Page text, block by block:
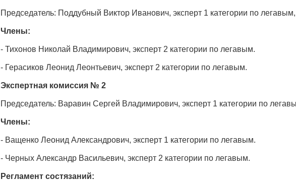
Председатель: Поддубный Виктор Иванович, эксперт 1 категории по легавым,
Члены:
- Тихонов Николай Владимирович, эксперт 2 категории по легавым.
- Герасиков Леонид Леонтьевич, эксперт 2 категории по легавым.
Экспертная комиссия № 2
Председатель: Варавин Сергей Владимирович, эксперт 1 категории по
Члены:
- Ващенко Леонид Александрович, эксперт 1 категории по легавым.
- Черных Александр Васильевич, эксперт 2 категории по легавым.
Регламент состязаний: